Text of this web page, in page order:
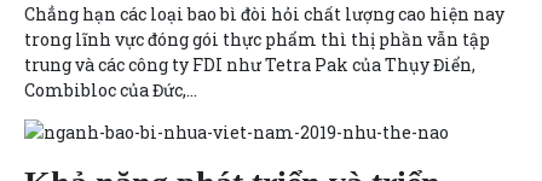
Chẳng hạn các loại bao bì đòi hỏi chất lượng cao hiện nay
trong lĩnh vực đóng gói thực phẩm thì thị phần vẫn tập
trung và các công ty FDI như Tetra Pak của Thụy Điển,
Combibloc của Đức,…